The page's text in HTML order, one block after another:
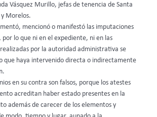
Vásquez Murillo, jefas de tenencia de Santa
Morelos.
mencionó o manifestó las imputaciones
por lo que ni en el expediente, ni en las
por la autoridad administrativa se
que haya intervenido directa o indirectamente
en su contra son falsos, porque los atestes
acreditan haber estado presentes en la
además de carecer de los elementos y